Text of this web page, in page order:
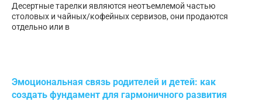
Десертные тарелки являются неотъемлемой частью
столовых и чайных/кофейных сервизов, они продаются
отдельно или в
Эмоциональная связь родителей и детей: как
создать фундамент для гармоничного развития